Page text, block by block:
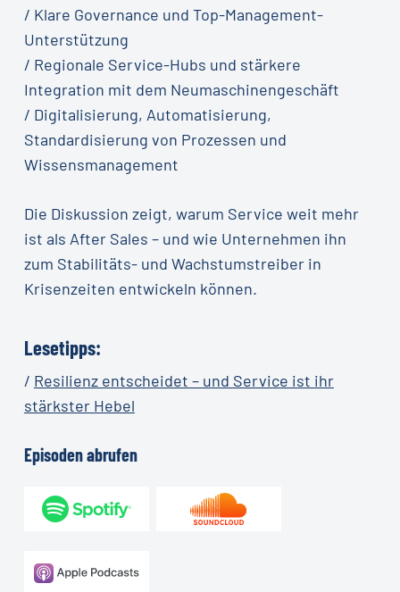
/ Klare Governance und Top-Management-
Unterstützung
/ Regionale Service-Hubs und stärkere
Integration mit dem Neumaschinengeschäft
/ Digitalisierung, Automatisierung,
Standardisierung von Prozessen und
Wissensmanagement
Die Diskussion zeigt, warum Service weit mehr
ist als After Sales – und wie Unternehmen ihn
zum Stabilitäts- und Wachstumstreiber in
Krisenzeiten entwickeln können.
Lesetipps:
/ Resilienz entscheidet – und Service ist ihr
stärkster Hebel
Episodenabrufen